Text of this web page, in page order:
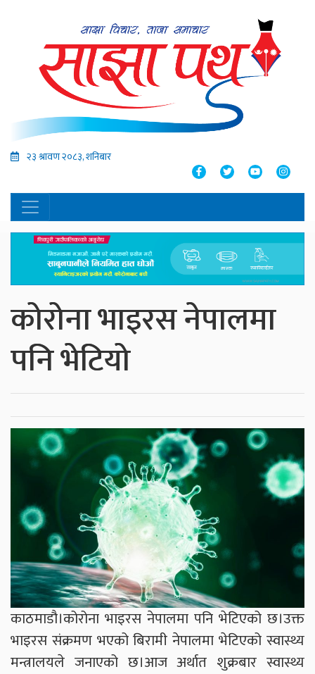
२३ श्रावण २०८३, शनिबार
कोरोना भाइरस नेपालमा
पनि भेटियो
काठमाडौ।कोरोना भाइरस नेपालमा पनि भेटिएको छ।उक्त
भाइरस संक्रमण भएको बिरामी नेपालमा भेटिएको स्वास्थ्य
मन्त्रालयले जनाएको छ।आज अर्थात शुक्रबार स्वास्थ्य